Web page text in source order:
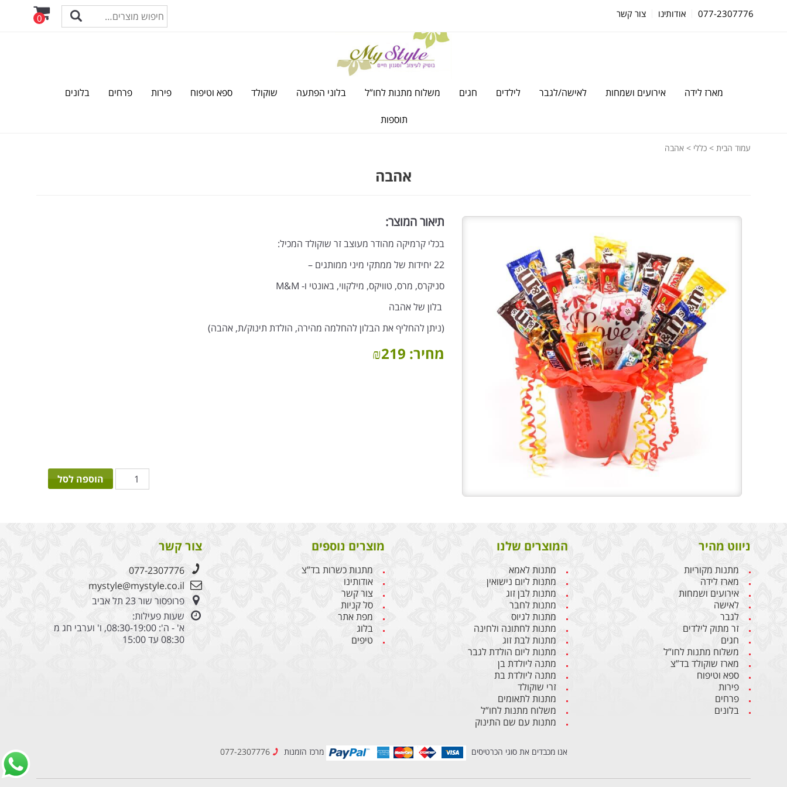
077-2307776 אודותינו צור קשר 0
מארז לידה אירועים ושמחות לאישה/לגבר לילדים חגים משלוח מתנות לחו”ל בלוני הפתעה שוקולד ספא וטיפוח פירות פרחים בלונים
תוספות
עמוד הבית > כללי > אהבה
אהבה
תיאור המוצר:
בכלי קרמיקה מהודר מעוצב זר שוקולד המכיל:
22 יחידות של ממתקי מיני ממותגים –
סניקרס, מרס, טוויקס, מילקווי, באונטי ו- M&M
בלון של אהבה
(ניתן להחליף את הבלון להחלמה מהירה, הולדת תינוק/ת, אהבה)
מחיר: ₪219
כמות
הוספה לסל
ניווט מהיר
מתנות מקוריות
מארז לידה
אירועים ושמחות
לאישה
לגבר
זר מתוק לילדים
חגים
משלוח מתנות לחו”ל
מארז שוקולד בד”צ
ספא וטיפוח
פירות
פרחים
בלונים
המוצרים שלנו
מתנות לאמא
מתנות ליום נישואין
מתנות לבן זוג
מתנות לחבר
מתנות לגיוס
מתנות לחתונה ולחינה
מתנות לבת זוג
מתנות ליום הולדת לגבר
מתנה ליולדת בן
מתנה ליולדת בת
זרי שוקולד
מתנות לתאומים
משלוח מתנות לחו”ל
מתנות עם שם התינוק
מוצרים נוספים
מתנות כשרות בד”צ
אודותינו
צור קשר
סל קניות
מפת אתר
בלוג
טיפים
צור קשר
077-2307776
mystyle@mystyle.co.il
פרופסור שור 23 תל אביב
שעות פעילות:
א' - ה': 08:30-19:00, ו' וערבי חג מ
08:30 עד 15:00
אנו מכבדים את סוגי הכרטיסים מרכז הזמנות 077-2307776